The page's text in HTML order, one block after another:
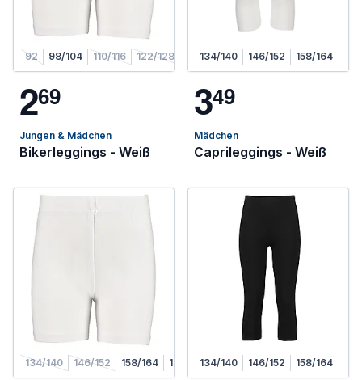
92 98/104 110/116 122/128
269
Jungen & Mädchen
Bikerleggings - Weiß
134/140 146/152 158/164
349
Mädchen
Caprileggings - Weiß
134/140 146/152 158/164 170/176134/140 146/152 158/164